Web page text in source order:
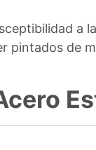
a
pintados de